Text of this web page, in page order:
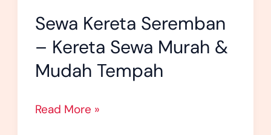
Sewa Kereta Seremban
– Kereta Sewa Murah &
Mudah Tempah
&
Mudah
Tempah
Read More »